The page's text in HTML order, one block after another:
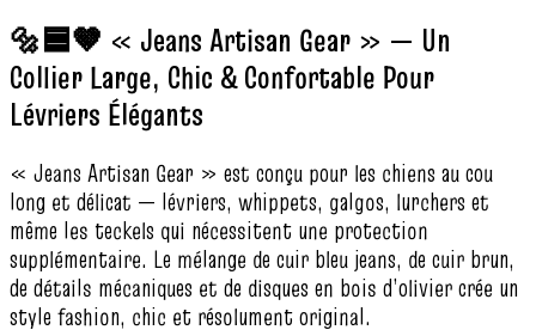
🔩🟦🤎 « Jeans Artisan Gear » — Un
Collier Large, Chic & Confortable Pour
Lévriers Élégants
« Jeans Artisan Gear » est conçu pour les chiens au cou
long et délicat — lévriers, whippets, galgos, lurchers et
même les teckels qui nécessitent une protection
supplémentaire. Le mélange de cuir bleu jeans, de cuir brun,
de détails mécaniques et de disques en bois d’olivier crée un
style fashion, chic et résolument original.